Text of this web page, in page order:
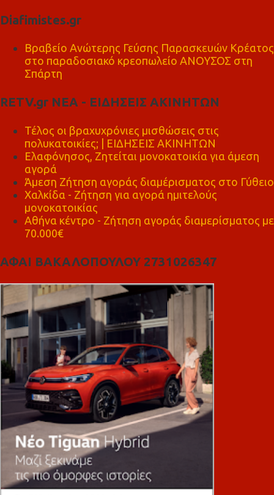
Diafimistes.gr
Βραβείο Ανώτερης Γεύσης Παρασκευών Κρέατος
στο παραδοσιακό κρεοπωλείο ΑΝΟΥΣΟΣ στη
Σπάρτη
RETV.gr ΝΕΑ - ΕΙΔΗΣΕΙΣ ΑΚΙΝΗΤΩΝ
Τέλος οι βραχυχρόνιες μισθώσεις στις
πολυκατοικίες; | ΕΙΔΗΣΕΙΣ ΑΚΙΝΗΤΩΝ
Ελαφόνησος, Ζητείται μονοκατοικία για άμεση
αγορά
Άμεση Ζήτηση αγοράς διαμέρισματος στο Γύθειο
Χαλκίδα - Ζήτηση για αγορά ημιτελούς
μονοκατοικίας
Αθήνα κέντρο - Ζήτηση αγοράς διαμερίσματος με
70.000€
ΑΦΑΙ ΒΑΚΑΛΟΠΟΥΛΟΥ 2731026347